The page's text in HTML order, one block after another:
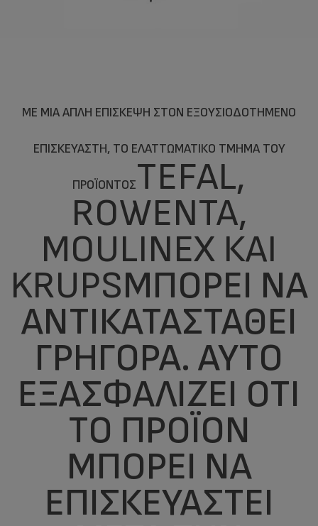
ΜΕ ΜΙΑ ΑΠΛΉ ΕΠΊΣΚΕΨΗ ΣΤΟΝ ΕΞΟΥΣΙΟΔΟΤΗΜΈΝΟ
ΕΠΙΣΚΕΥΑΣΤΉ, ΤΟ ΕΛΑΤΤΩΜΑΤΙΚΌ ΤΜΉΜΑ ΤΟΥ
ΠΡΟΪΌΝΤΟΣTEFAL,
ROWENTA,
MOULINEX ΚΑΙ
KRUPSΜΠΟΡΕΊ ΝΑ
ΑΝΤΙΚΑΤΑΣΤΑΘΕΊ
ΓΡΉΓΟΡΑ. ΑΥΤΌ
ΕΞΑΣΦΑΛΊΖΕΙ ΌΤΙ
ΤΟ ΠΡΟΪΌΝ
ΜΠΟΡΕΊ ΝΑ
ΕΠΙΣΚΕΥΑΣΤΕΊ